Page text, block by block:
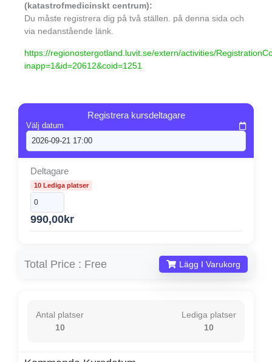
(katastrofmedicinskt centrum):
Du måste registrera dig på två ställen. på denna sida och
via nedanstående länk.
https://regionostergotland.luvit.se/extern/activities/
inapp=1&id=20612&coid=1251
Registrera kursdeltagare
Välj datum
Deltagare
10 Lediga platser
990,00kr
Total Price : Free Lägg I Varukorg
Antal platser
10
Lediga platser
10